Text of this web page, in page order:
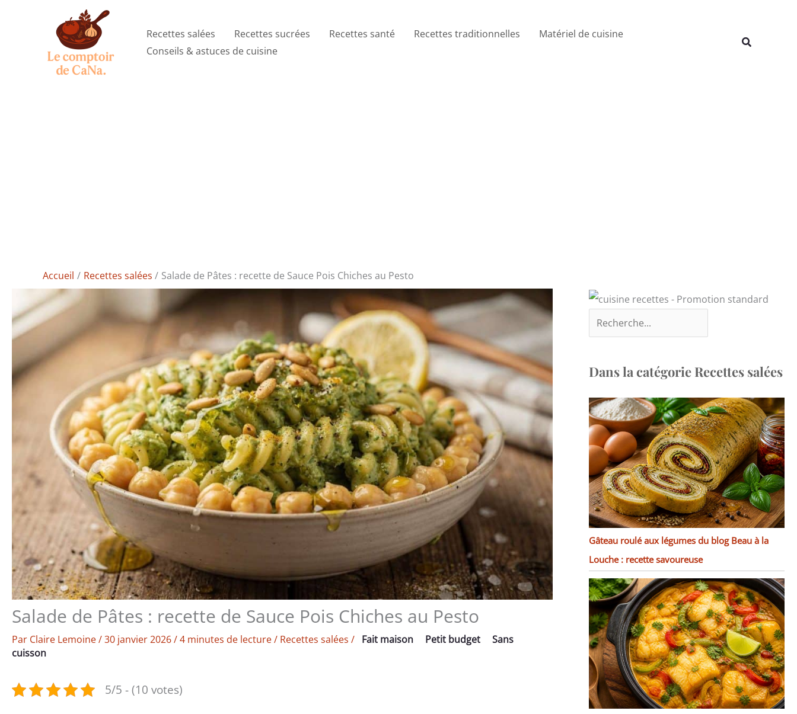
Recettes salées Recettes sucrées Recettes santé Recettes traditionnelles
Matériel de cuisine
Conseils & astuces de cuisine
Rechercher
Accueil Recettes salées Salade de Pâtes : recette de Sauce Pois Chiches au Pesto
Salade de Pâtes : recette de Sauce Pois Chiches au Pesto
Par Claire Lemoine/30 janvier 2026/4 minutes de lecture/ Recettes salées / Fait maison Petit budget
Sans
cuisson
5/5 - (10 votes)
Dans la catégorie Recettes salées
Gâteau roulé aux légumes du blog Beau à la
Louche : recette savoureuse